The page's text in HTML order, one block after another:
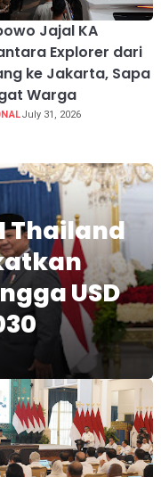
Jajal KA
Explorer dari
ke Jakarta, Sapa
Warga
July 31, 2026
Thailand
USD